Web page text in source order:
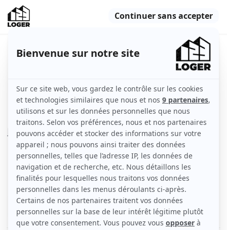
Centre ✨🏡
Appartement 70 m2
Meublé 4 pièces
5ème étage et plus
avec ascenseur
Voirles caractéristiques